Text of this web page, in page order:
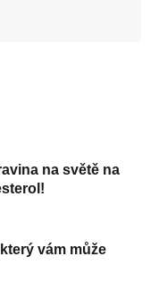
na světě na
vám může